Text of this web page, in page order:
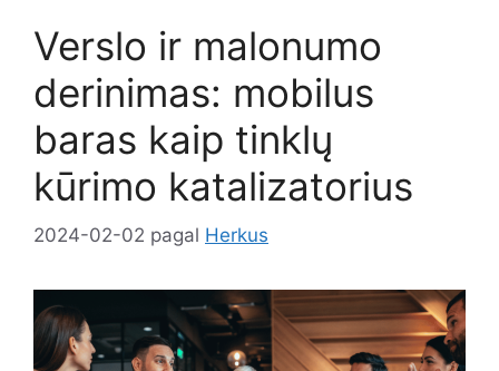
Verslo ir malonumo
derinimas: mobilus
baras kaip tinklų
kūrimo katalizatorius
2024-02-02 pagal Herkus